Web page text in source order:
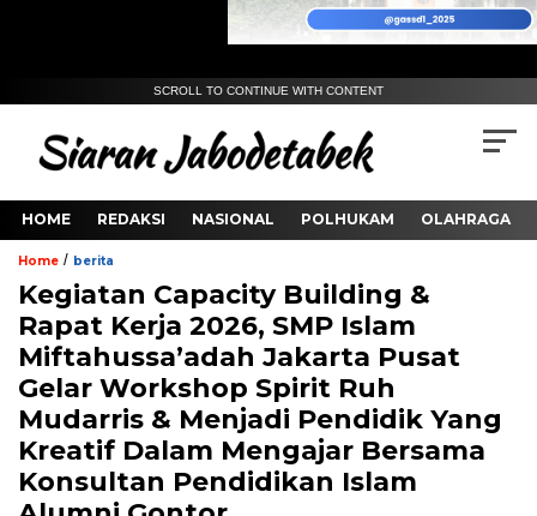
SCROLL TO CONTINUE WITH CONTENT
HOME REDAKSI NASIONAL POLHUKAM OLAHRAGA
Home / berita
Kegiatan Capacity Building &
Rapat Kerja 2026, SMP Islam
Miftahussa’adah Jakarta Pusat
Gelar Workshop Spirit Ruh
Mudarris & Menjadi Pendidik Yang
Kreatif Dalam Mengajar Bersama
Konsultan Pendidikan Islam